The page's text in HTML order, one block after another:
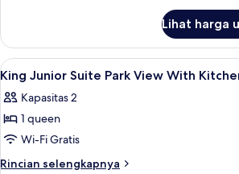
City
View
King
Superior
Guest
Room
City
View
Lihat harga
Lihat
semua
foto
untuk
King
Junior
Minibar,
8
King Junior Suite Park View With
Kapasitas 2
1 queen
Wi-Fi Gratis
Rincian selengkapnya
Rincian